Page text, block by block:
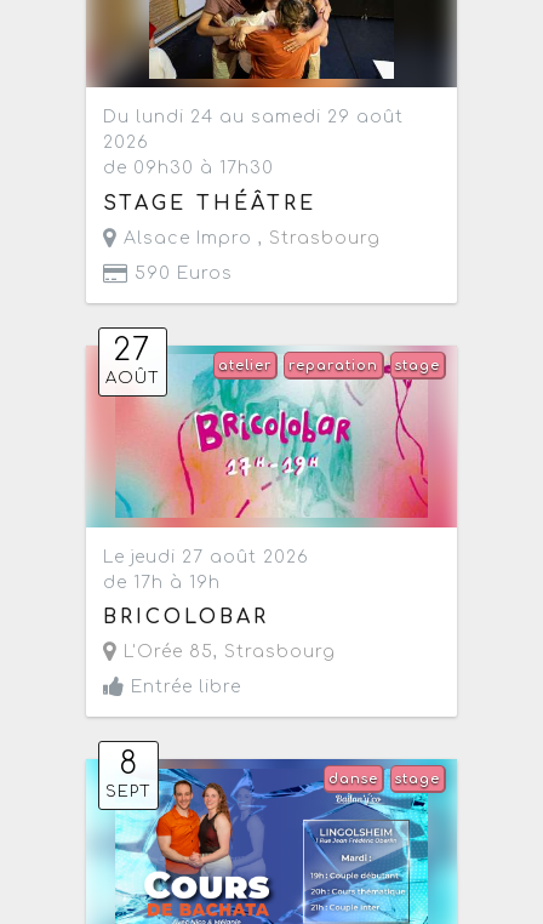
Du lundi 24 au samedi 29 août
2026
de 09h30 à 17h30
STAGE THÉÂTRE
Alsace Impro , Strasbourg
590 Euros
27
AOÛT
stage
reparation
atelier
Le jeudi 27 août 2026
de 17h à 19h
BRICOLOBAR
L'Orée 85, Strasbourg
Entrée libre
8
SEPT
stage
danse